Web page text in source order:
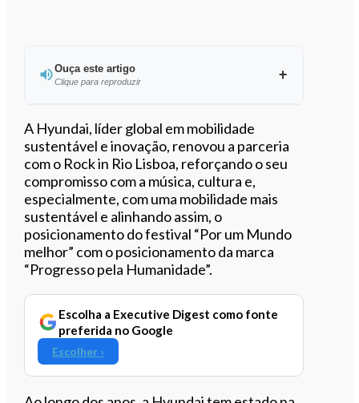
Ouça este artigo
Clique para reproduzir
Ouvir este artigo
A Hyundai, líder global em mobilidade
sustentável e inovação, renovou a parceria
com o Rock in Rio Lisboa, reforçando o seu
compromisso com a música, cultura e,
especialmente, com uma mobilidade mais
sustentável e alinhando assim, o
posicionamento do festival “Por um Mundo
melhor” com o posicionamento da marca
“Progresso pela Humanidade”.
Escolha a Executive Digest como fonte
preferida no Google
Escolher ›